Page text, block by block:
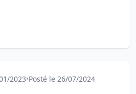
2023•Posté le 26/07/2024